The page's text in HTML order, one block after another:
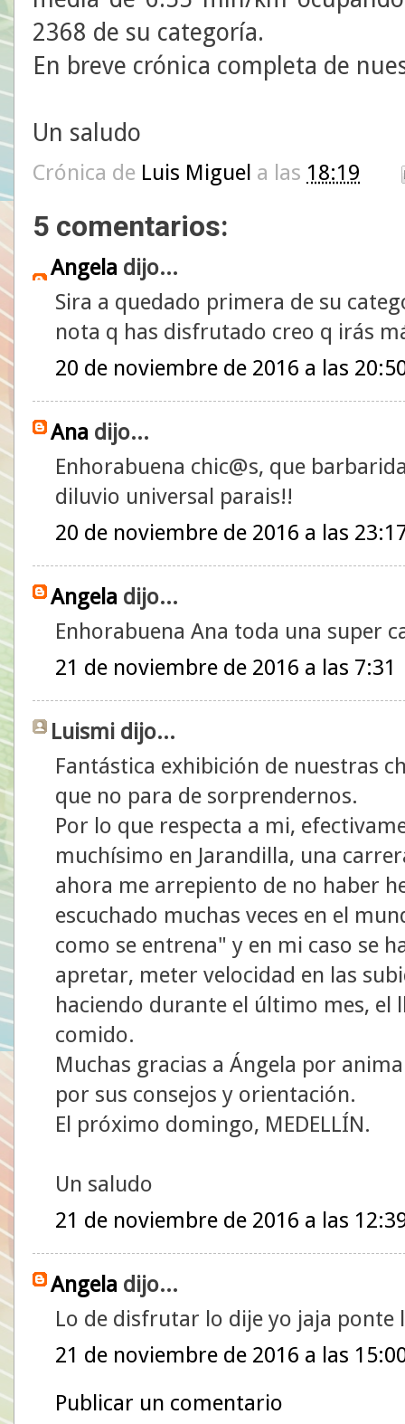
2368 de su categoría.
En breve crónica completa de
Un saludo
Crónica de Luis Miguel a las 18:19
5 comentarios:
Angela dijo...
Sira a quedado primera de su
nota q has disfrutado creo q irás
20 de noviembre de 2016 a las
Ana dijo...
Enhorabuena chic@s, que
diluvio universal parais!!
20 de noviembre de 2016 a las
Angela dijo...
Enhorabuena Ana toda una super
21 de noviembre de 2016 a las 7:31
Luismi dijo...
Fantástica exhibición de nuestras
que no para de sorprendernos.
Por lo que respecta a mi,
muchísimo en Jarandilla, una
ahora me arrepiento de no haber
escuchado muchas veces en el
como se entrena" y en mi caso se
apretar, meter velocidad en las
haciendo durante el último mes, el
comido.
Muchas gracias a Ángela por
por sus consejos y orientación.
El próximo domingo, MEDELLÍN.
Un saludo
21 de noviembre de 2016 a las
Angela dijo...
Lo de disfrutar lo dije yo jaja ponte
21 de noviembre de 2016 a las
Publicar un comentario